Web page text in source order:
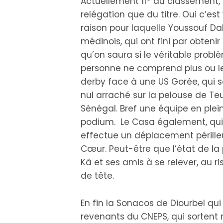
relégation que du titre. Oui c’est
raison pour laquelle Youssouf
médinois, qui ont fini par obtenir
qu’on saura si le véritable
personne ne comprend plus ou
derby face à une US Gorée, qui
nul arraché sur la pelouse de
Sénégal. Bref une équipe en
podium. Le Casa également,
effectue un déplacement
Cœur. Peut-être que l’état de la
Kâ et ses amis à se relever, au
de tête.
En fin la Sonacos de Diourbel
revenants du CNEPS, qui